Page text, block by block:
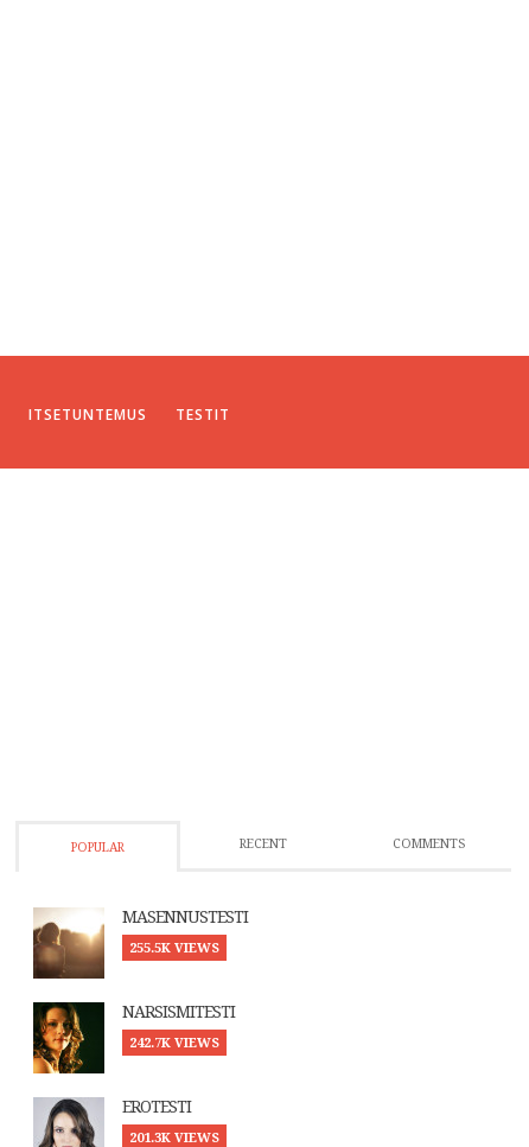
ITSETUNTEMUS TESTIT
POPULAR RECENT COMMENTS
MASENNUSTESTI
255.5K VIEWS
NARSISMITESTI
242.7K VIEWS
EROTESTI
201.3K VIEWS